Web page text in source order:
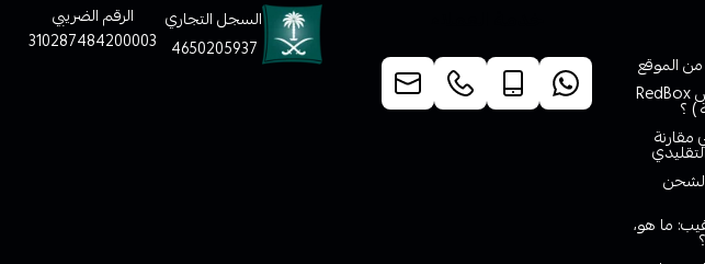
الموقع
ما هي خدمة ريدبوكس RedBox
) ؟
مقارنة
ما هو،
السجل التجاري
4650205937
الرقم الضريبي
310287484200003